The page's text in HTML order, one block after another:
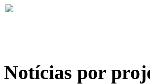
Notícias por